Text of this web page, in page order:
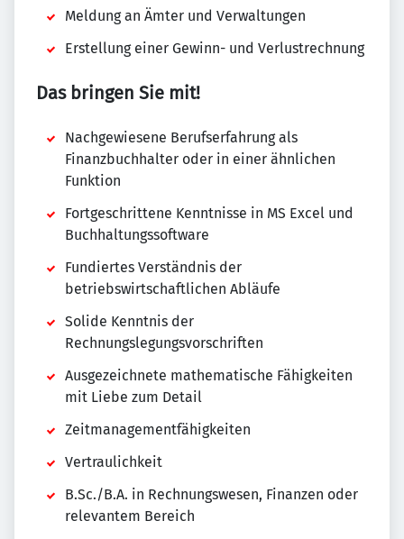
Meldung an Ämter und Verwaltungen
Erstellung einer Gewinn- und Verlustrechnung
Das bringen Sie mit!
Nachgewiesene Berufserfahrung als
Finanzbuchhalter oder in einer ähnlichen
Funktion
Fortgeschrittene Kenntnisse in MS Excel und
Buchhaltungssoftware
Fundiertes Verständnis der
betriebswirtschaftlichen Abläufe
Solide Kenntnis der
Rechnungslegungsvorschriften
Ausgezeichnete mathematische Fähigkeiten
mit Liebe zum Detail
Zeitmanagementfähigkeiten
Vertraulichkeit
B.Sc./B.A. in Rechnungswesen, Finanzen oder
relevantem Bereich